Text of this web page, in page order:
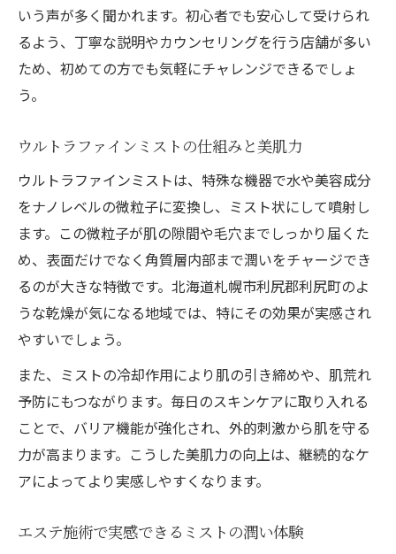
いう声が多く聞かれます。初心者でも安心して受けられ
るよう、丁寧な説明やカウンセリングを行う店舗が多い
ため、初めての方でも気軽にチャレンジできるでしょ
う。
ウルトラファインミストの仕組みと美肌力
ウルトラファインミストは、特殊な機器で水や美容成分
をナノレベルの微粒子に変換し、ミスト状にして噴射し
ます。この微粒子が肌の隙間や毛穴までしっかり届くた
め、表面だけでなく角質層内部まで潤いをチャージでき
るのが大きな特徴です。北海道札幌市利尻郡利尻町のよ
うな乾燥が気になる地域では、特にその効果が実感され
やすいでしょう。
また、ミストの冷却作用により肌の引き締めや、肌荒れ
予防にもつながります。毎日のスキンケアに取り入れる
ことで、バリア機能が強化され、外的刺激から肌を守る
力が高まります。こうした美肌力の向上は、継続的なケ
アによってより実感しやすくなります。
エステ施術で実感できるミストの潤い体験